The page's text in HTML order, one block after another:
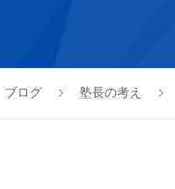
ブログ 塾長の考え